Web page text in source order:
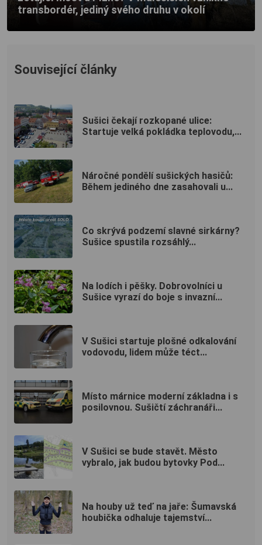
transbordér, jediný svého druhu v okolí
Související články
Sušici čekají rozkopané ulice:
Startuje velká pokládka teplovodu,...
Náročné pondělí sušických hasičů:
Během jediného dne zasahovali u...
Co skrývá podzemí slavné sirkárny?
Sušice spustila rozsáhlý...
Na lodích i pěšky. Dobrovolníci u
Sušice vyrazí do boje s invazní...
V Sušici startuje plošné odkalování
vodovodu, lidem může téct...
Místo márnice moderní základna i s
posilovnou. Sušičtí záchranáři...
V Sušici se bude stavět. Město
vybralo, jak budou bytovky Pod...
Na houby už teď na jaře: Šumavská
houbička odhaluje tajemství...